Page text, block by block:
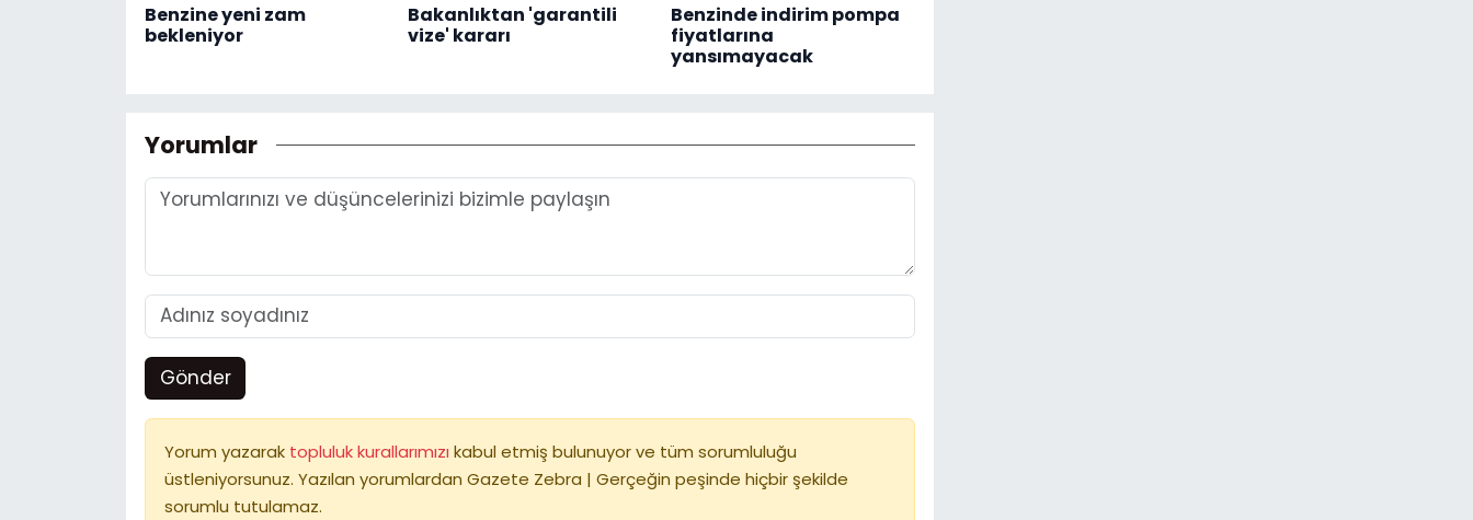
Benzine yeni zam
bekleniyor
Bakanlıktan 'garantili
vize' kararı
Benzinde indirim pompa
fiyatlarına
yansımayacak
Yorumlar
Gönder
Yorum yazarak topluluk kurallarımızı kabul etmiş bulunuyor ve tüm sorumluluğu
üstleniyorsunuz. Yazılan yorumlardan Gazete Zebra | Gerçeğin peşinde hiçbir şekilde
sorumlu tutulamaz.